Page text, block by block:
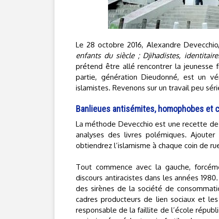
Le 28 octobre 2016, Alexandre
enfants du siècle ; Djihadistes,
prétend être allé rencontrer la jeunesse
partie, génération Dieudonné, est un
islamistes. Revenons sur un travail peu
Banlieues antisémites, homophobes et
La méthode Devecchio est une recette
analyses des livres polémiques.
obtiendrez l’islamisme à chaque coin de
Tout commence avec la gauche,
discours antiracistes dans les années
des sirènes de la société de
cadres producteurs de lien sociaux et
responsable de la faillite de l’école